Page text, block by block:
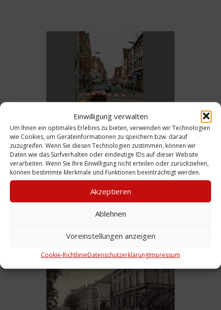
Einwilligung verwalten
Um Ihnen ein optimales Erlebnis zu bieten, verwenden wir Technologien
wie Cookies, um Geräteinformationen zu speichern bzw. darauf
zuzugreifen. Wenn Sie diesen Technologien zustimmen, können wir
Daten wie das Surfverhalten oder eindeutige IDs auf dieser Website
verarbeiten. Wenn Sie Ihre Einwilligung nicht erteilen oder zurückziehen,
können bestimmte Merkmale und Funktionen beeinträchtigt werden.
Akzeptieren
Ablehnen
Voreinstellungen anzeigen
Cookie-RichtlinieDatenschutzerklärungImpressum
Foto: Nieschlagstraße an Heiligabend,
24.12.2004
Foto: Brauhofstraße, 24.12.2004